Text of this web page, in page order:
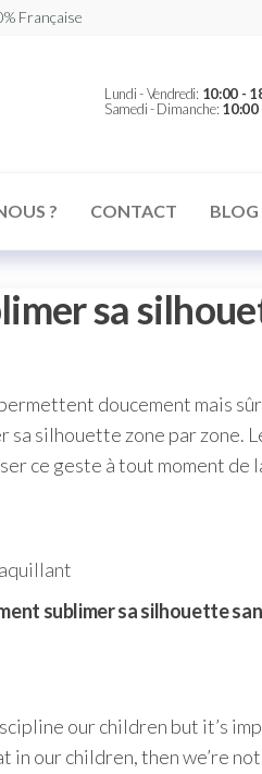
Française
Lundi - Vendredi: 10:00 -
Samedi - Dimanche: 10:00
? CONTACT BLOG
sa
doucement mais
silhouette zone par zone.
ce geste à tout moment
sublimer sa silhouette
our children but it’s
our children, then we’re